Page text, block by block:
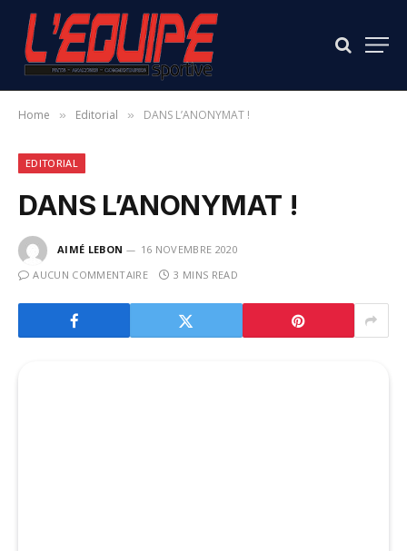
Home » Editorial » DANS L’ANONYMAT !
EDITORIAL
DANS L’ANONYMAT !
AIMÉ LEBON
16 NOVEMBRE 2020
AUCUN COMMENTAIRE
3 MINS READ